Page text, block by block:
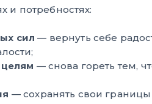
и потребностях:
сил — вернуть себе
— снова гореть тем,
— сохранять свои границы